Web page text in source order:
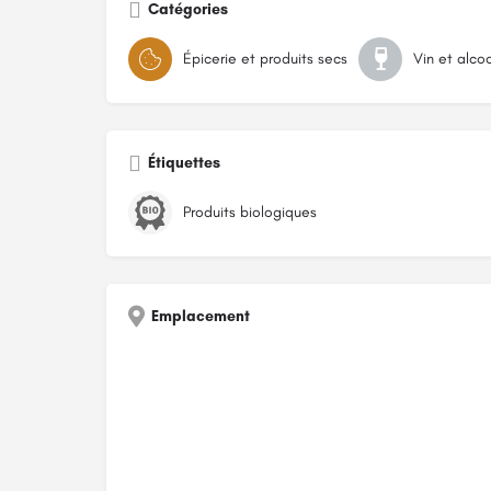
Catégories
Épicerie et produits secs Vin et
Étiquettes
Produits biologiques
Emplacement